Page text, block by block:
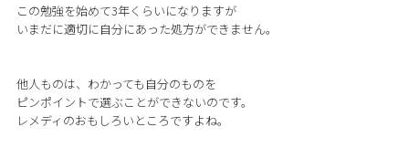
この勉強を始めて3年くらいになりますが
いまだに適切に自分にあった処方ができません。
他人ものは、わかっても自分のものを
ピンポイントで選ぶことができないのです。
レメディのおもしろいところですよね。